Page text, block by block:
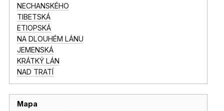
NECHANSKÉHO
TIBETSKÁ
ETIOPSKÁ
NA DLOUHÉM LÁNU
JEMENSKÁ
KRÁTKÝ LÁN
NAD TRATÍ
Mapa